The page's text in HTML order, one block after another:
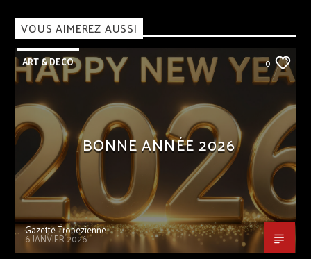
VOUS AIMEREZ AUSSI
ART & DECO 0
BONNE ANNÉE 2026
Gazette Tropezienne
6 JANVIER 2026